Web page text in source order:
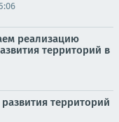
реализацию
территорий в
территорий